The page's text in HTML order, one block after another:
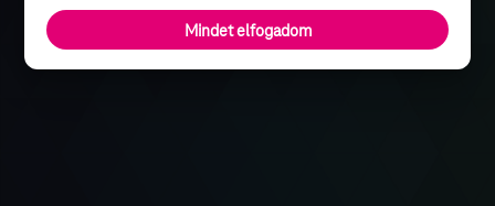
Mindet elfogadom